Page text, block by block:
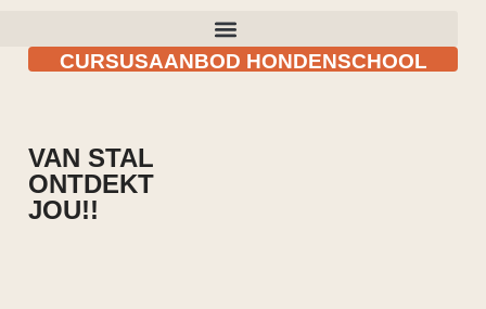
CURSUSAANBOD HONDENSCHOOL
VAN STAL
ONTDEKT
JOU!!